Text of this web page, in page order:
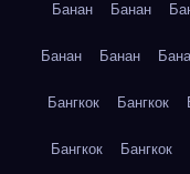
Банан Банан
Банан Банан
Бангкок Бангкок
Бангкок Бангкок